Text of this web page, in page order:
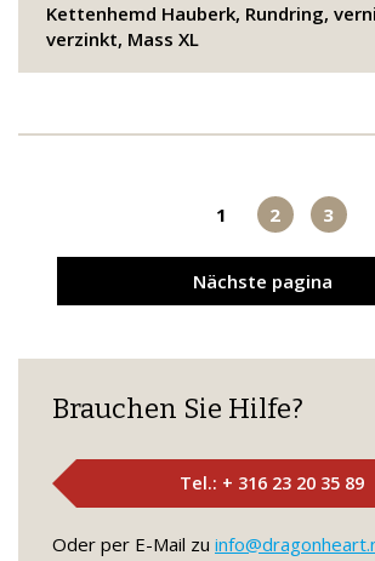
Kettenhemd Hauberk, Rundring,
verzinkt, Mass XL
1 2 3
Nächste pagina
Brauchen Sie Hilfe?
Tel.: + 316 23 20 35 89
Oder per E-Mail zu